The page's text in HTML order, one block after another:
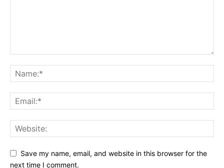
Save my name, email, and website in this browser for the
next time I comment.